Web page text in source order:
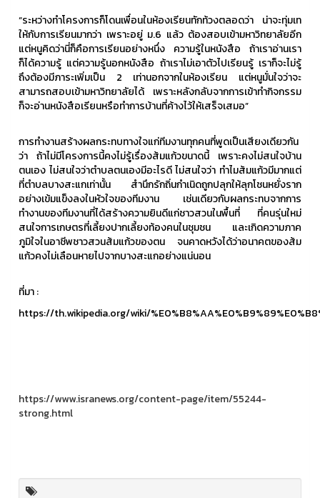
“ระหว่างทำโครงการก็โดนเพื่อนในห้องเรียนทักท้วงตลอดว่า น่าจะทุ่มเท
ให้กับการเรียนมากว่า เพราะอยู่ ม.6 แล้ว ต้องสอบเข้ามหาวิทยาลัยอีก
แต่หนูคิดว่านี่ก็คือการเรียนอย่างหนึ่ง ความรู้ในหนังสือ ถ้าเราอ่านเรา
ก็ได้ความรู้ แต่ความรู้นอกหนังสือ ถ้าเราไม่เอาตัวไปเรียนรู้ เราก็จะไม่รู้
ถึงต้องมีภาระเพิ่มเป็น 2 เท่านอกจากในห้องเรียน แต่หนูมั่นใจว่าจะ
สามารถสอบเข้ามหาวิทยาลัยได้ เพราะหลังกลับจากการเข้าทำกิจกรรม
ก็จะอ่านหนังสือเรียนหรือทำการบ้านที่ค้างไว้ให้เสร็จเสมอ”
การทำงานสร้างผลกระทบทางใจแก่ทีมงานทุกคนที่พูดเป็นเสียงเดียวกัน
ว่า ถ้าไม่มีโครงการนี้คงไม่รู้เรื่องส้มแก้วขนาดนี้ เพราะคงไม่สนใจบ้าน
ตนเอง ไม่สนใจว่าตำบลตนเองมีอะไรดี ไม่สนใจว่า ทำไมส้มแก้วมีมากแต่
ที่ตำบลบางสะแกเท่านั้น สำนึกรักถิ่นกำเนิดถูกปลุกให้ลุกโชนหยั่งราก
อย่างเข้มแข็งลงในหัวใจของทีมงาน เช่นเดียวกับผลกระทบจากการ
ทำงานของทีมงานที่ได้สร้างความยินดีแก่ชาวสวนในพื้นที่ ที่คนรุ่นใหม่
สนใจการเกษตรที่เลี้ยงปากเลี้ยงท้องคนในชุมชน และเกิดความภาค
ภูมิใจในอาชีพชาวสวนส้มแก้วของตน จนคาดหวังได้ว่าอนาคตของส้ม
แก้วคงไม่เลือนหายไปจากบางสะแกอย่างแน่นอน
ที่มา :
https://th.wikipedia.org/wiki/
https://www.isranews.org/content-page/item/55244-
strong.html